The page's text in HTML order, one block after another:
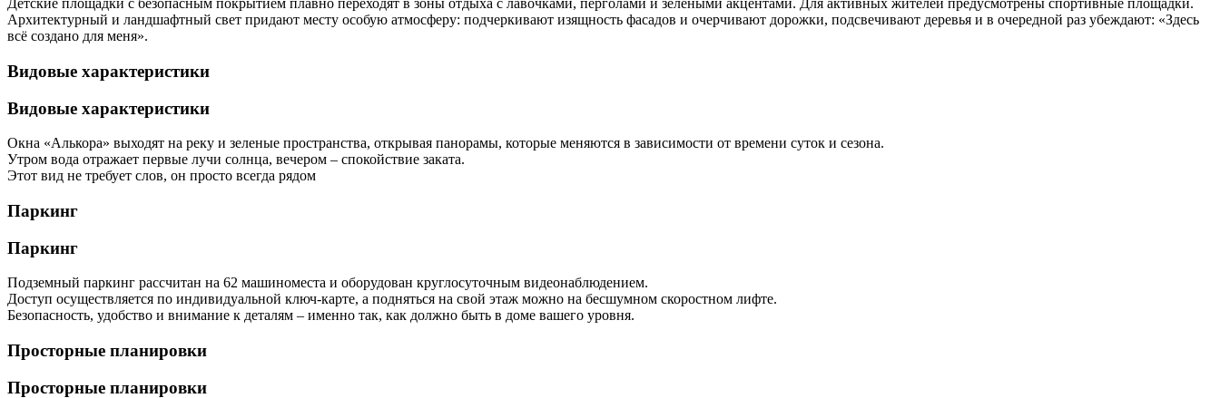
Детские площадки с безопасным покрытием плавно переходят в зоны отдыха с лавочками, перголами и зелёными акцентами. Для активных жителей предусмотрены спортивные площадки.
Архитектурный и ландшафтный свет придают месту особую атмосферу: подчеркивают изящность фасадов и очерчивают дорожки, подсвечивают деревья и в очередной раз убеждают: «Здесь
всё создано для меня».
Видовые характеристики
Видовые характеристики
Окна «Алькора» выходят на реку и зеленые пространства, открывая панорамы, которые меняются в зависимости от времени суток и сезона.
Утром вода отражает первые лучи солнца, вечером – спокойствие заката.
Этот вид не требует слов, он просто всегда рядом
Паркинг
Паркинг
Подземный паркинг рассчитан на 62 машиноместа и оборудован круглосуточным видеонаблюдением.
Доступ осуществляется по индивидуальной ключ-карте, а подняться на свой этаж можно на бесшумном скоростном лифте.
Безопасность, удобство и внимание к деталям – именно так, как должно быть в доме вашего уровня.
Просторные планировки
Просторные планировки